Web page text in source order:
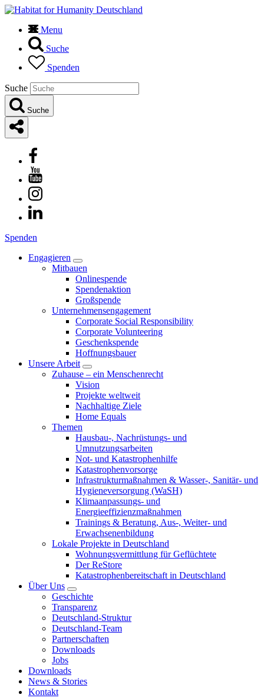
Menu
Suche
Spenden
Suche
Suche
Spenden
Engagieren
Mitbauen
Onlinespende
Spendenaktion
Großspende
Unternehmensengagement
Corporate Social Responsibility
Corporate Volunteering
Geschenkspende
Hoffnungsbauer
Unsere Arbeit
Zuhause – ein Menschenrecht
Vision
Projekte weltweit
Nachhaltige Ziele
Home Equals
Themen
Hausbau-, Nachrüstungs- und
Umnutzungsarbeiten
Not- und Katastrophenhilfe
Katastrophen­vorsorge
Infrastrukturmaßnahmen & Wasser-, Sanitär- und
Hygieneversorgung (WaSH)
Klimaanpassungs- und
Energieeffizienzmaßnahmen
Trainings & Beratung, Aus-, Weiter- und
Erwachsenenbildung
Lokale Projekte in Deutschland
Wohnungsvermittlung für Geflüchtete
Der ReStore
Katastrophenbereitschaft in Deutschland
Über Uns
Geschichte
Transparenz
Deutschland-Struktur
Deutschland-Team
Partnerschaften
Downloads
Jobs
Downloads
News & Stories
Kontakt